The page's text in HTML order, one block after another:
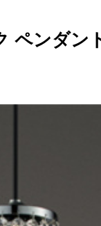
ペンダン